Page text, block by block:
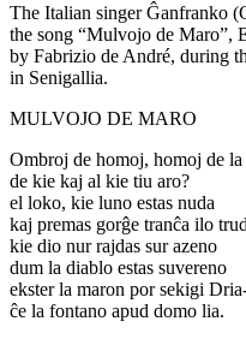
The Italian singer Ĝanfranko
the song “Mulvojo de Maro”,
by Fabrizio de André, during
in Senigallia.
MULVOJO DE MARO
Ombroj de homoj, homoj de la
de kie kaj al kie tiu aro?
el loko, kie luno estas nuda
kaj premas gorĝe tranĉa ilo
kie dio nur rajdas sur azeno
dum la diablo estas suvereno
ekster la maron por sekigi
ĉe la fontano apud domo lia.